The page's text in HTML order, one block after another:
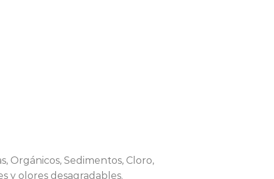
Orgánicos, Sedimentos, Cloro,
y olores desagradables.